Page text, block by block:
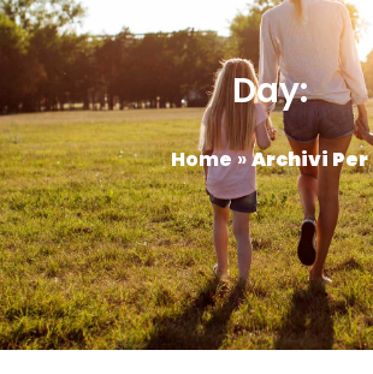
Day:
Home»Archivi Per